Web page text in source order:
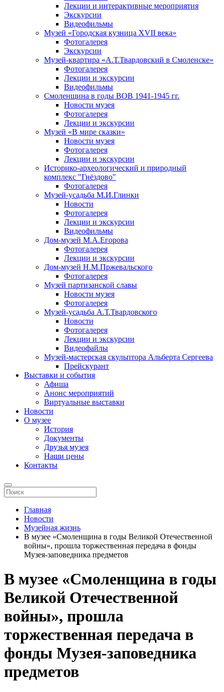
Лекции и интерактивные мероприятия
Экскурсии
Видеофильмы
Музей «Городская кузница XVII века»
Фотогалерея
Экскурсии
Музей-квартира «А.Т.Твардовский в Смоленске»
Фотогалерея
Лекции и экскурсии
Видеофильмы
Смоленщина в годы ВОВ 1941-1945 гг.
Новости музея
Фотогалерея
Лекции и экскурсии
Музей «В мире сказки»
Новости музея
Фотогалерея
Лекции и экскурсии
Историко-археологический и природный
комплекс "Гнёздово"
Фотогалерея
Музей-усадьба М.И.Глинки
Новости
Фотогалерея
Лекции и экскурсии
Видеофильмы
Дом-музей М.А.Егорова
Фотогалерея
Лекции и экскурсии
Дом-музей Н.М.Пржевальского
Фотогалерея
Музей партизанской славы
Новости музея
Фотогалерея
Музей-усадьба А.Т.Твардовского
Новости
Фотогалерея
Лекции и экскурсии
Видеофайлы
Музей-мастерская скульптора Альберта Сергеева
Прейскурант
Выставки и события
Афиша
Анонс мероприятий
Виртуальные выставки
Новости
О музее
История
Документы
Друзья музея
Наши цены
Контакты
Главная
Новости
Музейная жизнь
В музее «Смоленщина в годы Великой Отечественной
войны», прошла торжественная передача в фонды
Музея-заповедника предметов
В музее «Смоленщина в годы
Великой Отечественной
войны», прошла
торжественная передача в
фонды Музея-заповедника
предметов